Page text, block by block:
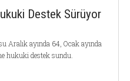
Destek Sürüyor
Aralık ayında 64, Ocak ayında
hukuki destek sundu.